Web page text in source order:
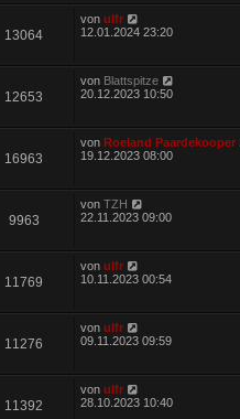
13064
von ulfr
12.01.2024 23:20
12653
von Blattspitze
20.12.2023 10:50
16963
von Roeland Paardekooper
19.12.2023 08:00
9963
von TZH
22.11.2023 09:00
11769
von ulfr
10.11.2023 00:54
11276
von ulfr
09.11.2023 09:59
11392
von ulfr
28.10.2023 10:40